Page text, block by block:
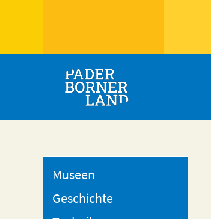
Museen
Geschichte